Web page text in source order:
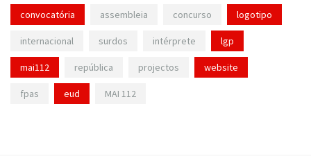
convocatória assembleia concurso logotipo
internacional surdos intérprete lgp
mai112 república projectos website
fpas eud MAI 112